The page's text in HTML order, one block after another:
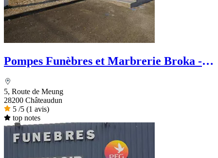
Pompes Funèbres et Marbrerie Broka -
5, Route de Meung
28200 Châteaudun
5 /5 (1 avis)
top notes